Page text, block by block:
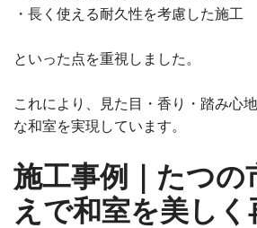
・長く使える耐久性を考慮した施工
といった点を重視しました。
これにより、見た目・香り・踏み心
な和室を実現しています。
施工事例｜たつの
えで和室を美しく